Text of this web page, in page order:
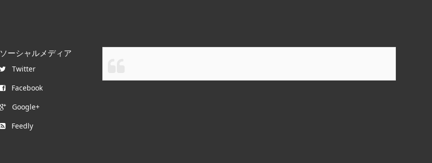
ソーシャルメディア
Twitter
Facebook
Google+
Feedly